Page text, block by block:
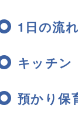
1日の流れ
キッチン
預かり保